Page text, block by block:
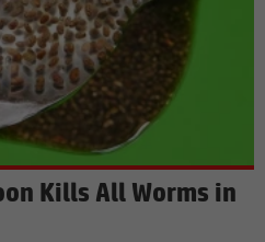
Kills All Worms in